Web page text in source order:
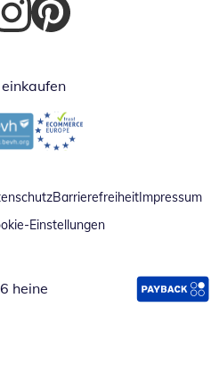
neuem Fenster
in neuem Fenster
Öffnet in neuem Fenster
Fenster
Öffnet in neuem Fenster
BarrierefreiheitImpressum
Einstellungen
heine